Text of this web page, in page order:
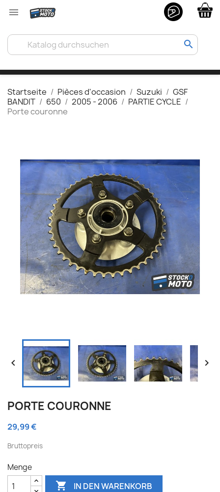

search
Startseite Pièces d'occasion Suzuki
GSF
BANDIT
650 2005 - 2006
PARTIE CYCLE
Porte couronne
 
PORTE COURONNE
29,99 €
Bruttopreis
Menge
 IN DEN WARENKORB